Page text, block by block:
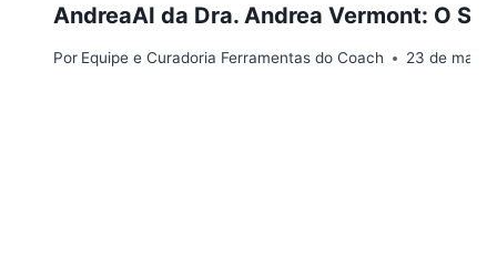
AndreaAI da Dra. Andrea Vermont: O
Por Equipe e Curadoria Ferramentas do Coach 23 de